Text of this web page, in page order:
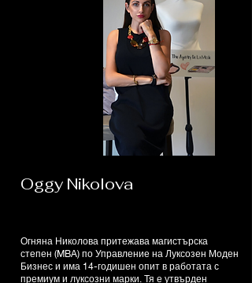
Oggy Nikolova
Огняна Николова притежава магистърска
степен (MBA) по Управление на Луксозен Моден
Бизнес и има 14-годишен опит в работата с
премиум и луксозни марки. Тя е утвърден